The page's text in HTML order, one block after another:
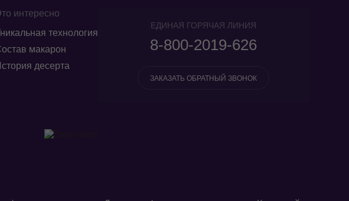
интересно
технология
макарон
десерта
ЕДИНАЯ ГОРЯЧАЯ ЛИНИЯ
8-800-2019-626
ЗАКАЗАТЬ ОБРАТНЫЙ ЗВОНОК